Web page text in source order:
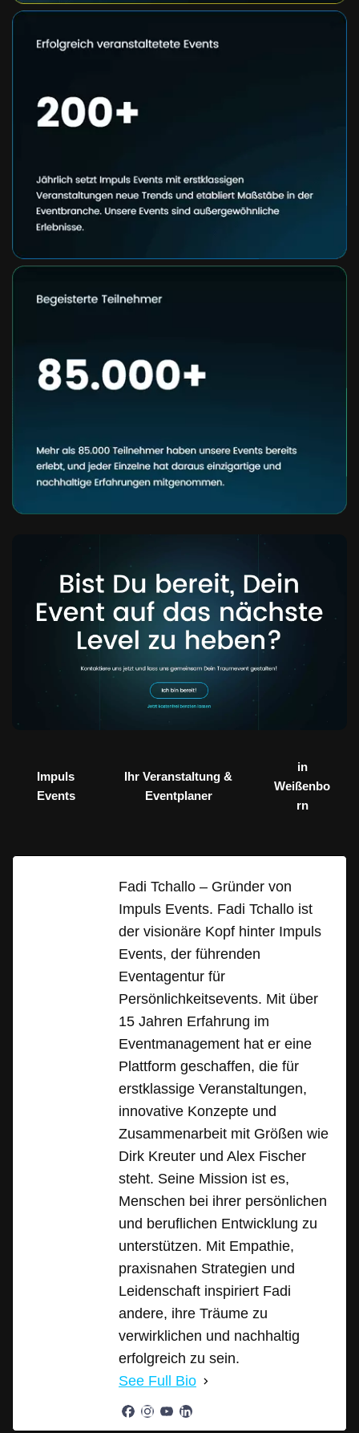
Impuls
Events
Ihr Veranstaltung &
Eventplaner
in
Weißenbo
rn
Fadi Tchallo – Gründer von
Impuls Events. Fadi Tchallo ist
der visionäre Kopf hinter Impuls
Events, der führenden
Eventagentur für
Persönlichkeitsevents. Mit über
15 Jahren Erfahrung im
Eventmanagement hat er eine
Plattform geschaffen, die für
erstklassige Veranstaltungen,
innovative Konzepte und
Zusammenarbeit mit Größen wie
Dirk Kreuter und Alex Fischer
steht. Seine Mission ist es,
Menschen bei ihrer persönlichen
und beruflichen Entwicklung zu
unterstützen. Mit Empathie,
praxisnahen Strategien und
Leidenschaft inspiriert Fadi
andere, ihre Träume zu
verwirklichen und nachhaltig
erfolgreich zu sein.
See Full Bio